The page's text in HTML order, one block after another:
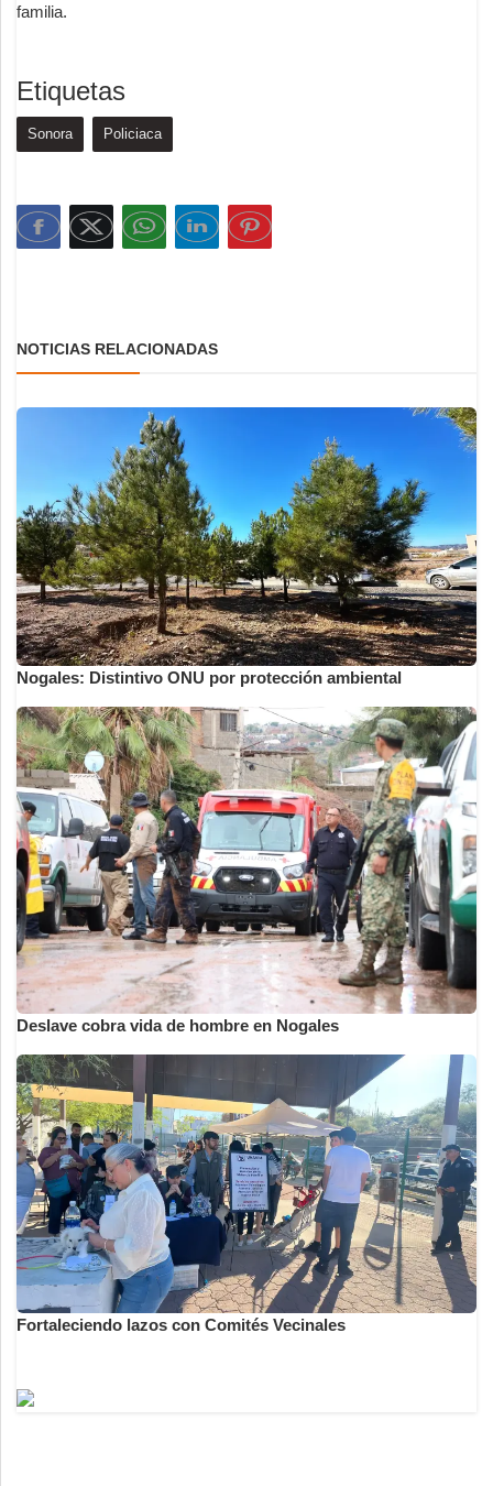
familia.
Etiquetas
Sonora Policiaca
NOTICIAS RELACIONADAS
Nogales: Distintivo ONU por protección ambiental
Deslave cobra vida de hombre en Nogales
Fortaleciendo lazos con Comités Vecinales